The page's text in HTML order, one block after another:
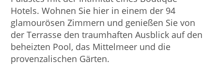
Hotels. Wohnen Sie hier in einem der 94
glamourösen Zimmern und genießen Sie von
der Terrasse den traumhaften Ausblick auf den
beheizten Pool, das Mittelmeer und die
provenzalischen Gärten.